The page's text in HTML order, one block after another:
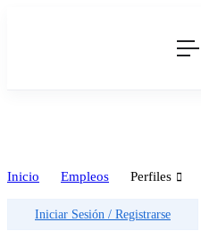
Inicio Empleos Perfiles
Iniciar Sesión / Registrarse